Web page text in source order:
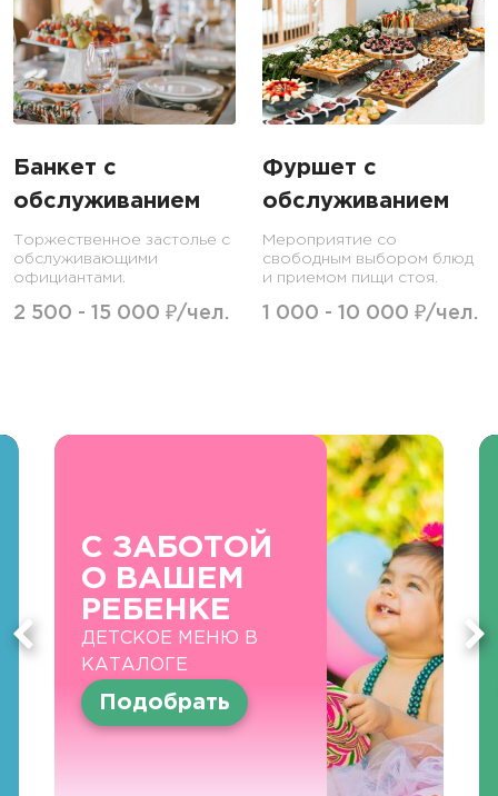
Банкет с
обслуживанием
Торжественное застолье с
обслуживающими
официантами.
2 500 - 15 000 ₽/чел.
Фуршет с
обслуживанием
Мероприятие со
свободным выбором блюд
и приемом пищи стоя.
1 000 - 10 000 ₽/чел.
С ЗАБОТОЙ
О ВАШЕМ
РЕБЕНКЕ
ДЕТСКОЕ МЕНЮ В
КАТАЛОГЕ
Подобрать